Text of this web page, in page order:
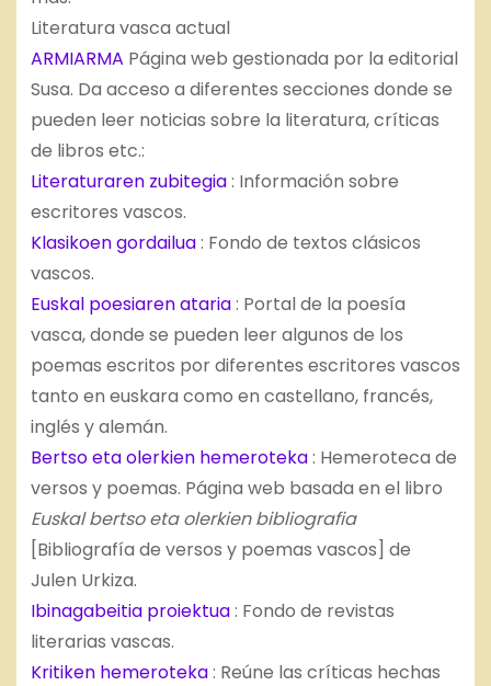
Literatura vasca actual
ARMIARMA Página web gestionada por la editorial
Susa. Da acceso a diferentes secciones donde se
pueden leer noticias sobre la literatura, críticas
de libros etc.:
Literaturaren zubitegia: Información sobre
escritores vascos.
Klasikoen gordailua: Fondo de textos clásicos
vascos.
Euskal poesiaren ataria: Portal de la poesía
vasca, donde se pueden leer algunos de los
poemas escritos por diferentes escritores vascos
tanto en euskara como en castellano, francés,
inglés y alemán.
Bertso eta olerkien hemeroteka: Hemeroteca de
versos y poemas. Página web basada en el libro
Euskal bertso eta olerkien bibliografia
[Bibliografía de versos y poemas vascos] de
Julen Urkiza.
Ibinagabeitia proiektua: Fondo de revistas
literarias vascas.
Kritiken hemeroteka: Reúne las críticas hechas